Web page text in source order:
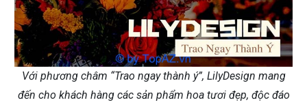
Với phương châm “Trao ngay thành ý”, LilyDesign mang
đến cho khách hàng các sản phẩm hoa tươi đẹp, độc đáo